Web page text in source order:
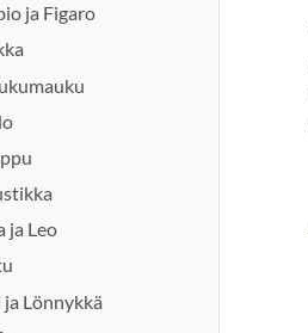
ja Figaro
ja Leo
ja Lönnykkä